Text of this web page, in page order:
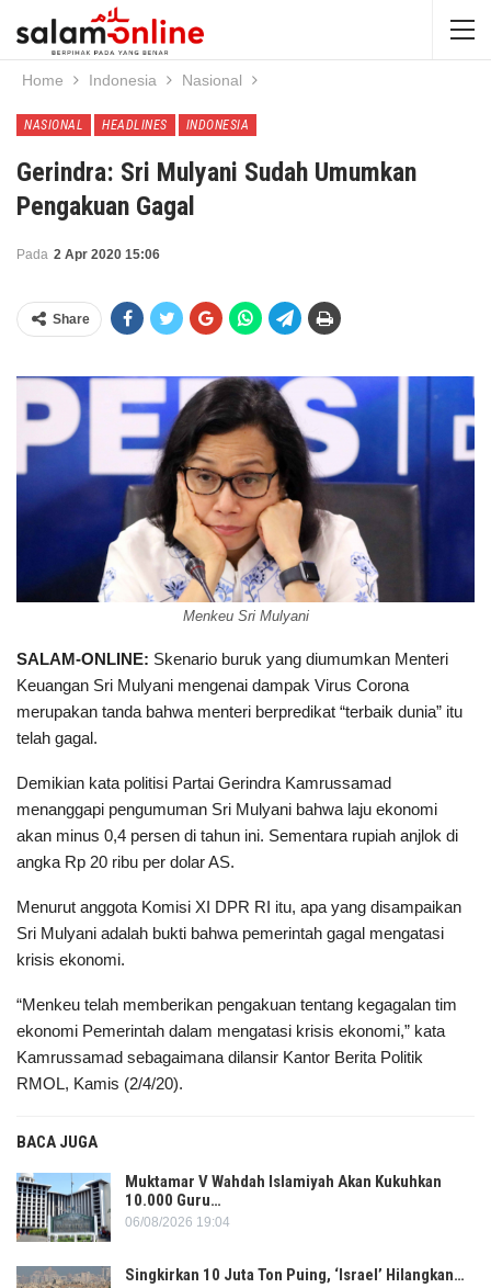
Home Indonesia Nasional
NASIONAL HEADLINES INDONESIA
Gerindra: Sri Mulyani Sudah Umumkan
Pengakuan Gagal
Pada 2 Apr 2020 15:06
Share
Menkeu Sri Mulyani
SALAM-ONLINE: Skenario buruk yang diumumkan Menteri
Keuangan Sri Mulyani mengenai dampak Virus Corona
merupakan tanda bahwa menteri berpredikat “terbaik dunia” itu
telah gagal.
Demikian kata politisi Partai Gerindra Kamrussamad
menanggapi pengumuman Sri Mulyani bahwa laju ekonomi
akan minus 0,4 persen di tahun ini. Sementara rupiah anjlok di
angka Rp 20 ribu per dolar AS.
Menurut anggota Komisi XI DPR RI itu, apa yang disampaikan
Sri Mulyani adalah bukti bahwa pemerintah gagal mengatasi
krisis ekonomi.
“Menkeu telah memberikan pengakuan tentang kegagalan tim
ekonomi Pemerintah dalam mengatasi krisis ekonomi,” kata
Kamrussamad sebagaimana dilansir Kantor Berita Politik
RMOL, Kamis (2/4/20).
BACA JUGA
Muktamar V Wahdah Islamiyah Akan Kukuhkan
10.000 Guru…
06/08/2026 19:04
Singkirkan 10 Juta Ton Puing, ‘Israel’ Hilangkan…